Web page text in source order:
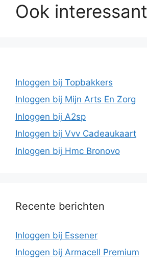
Ook interessant
Inloggen bij Topbakkers
Inloggen bij Mijn Arts En Zorg
Inloggen bij A2sp
Inloggen bij Vvv Cadeaukaart
Inloggen bij Hmc Bronovo
Recente berichten
Inloggen bij Essener
Inloggen bij Armacell Premium